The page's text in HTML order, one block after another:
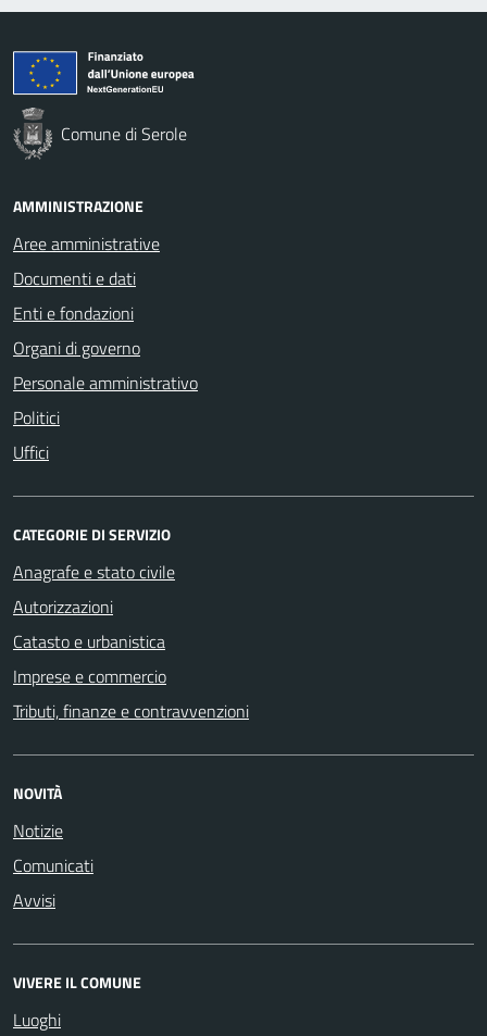
Comune di Serole
AMMINISTRAZIONE
Aree amministrative
Documenti e dati
Enti e fondazioni
Organi di governo
Personale amministrativo
Politici
Uffici
CATEGORIE DI SERVIZIO
Anagrafe e stato civile
Autorizzazioni
Catasto e urbanistica
Imprese e commercio
Tributi, finanze e contravvenzioni
NOVITÀ
Notizie
Comunicati
Avvisi
VIVERE IL COMUNE
Luoghi